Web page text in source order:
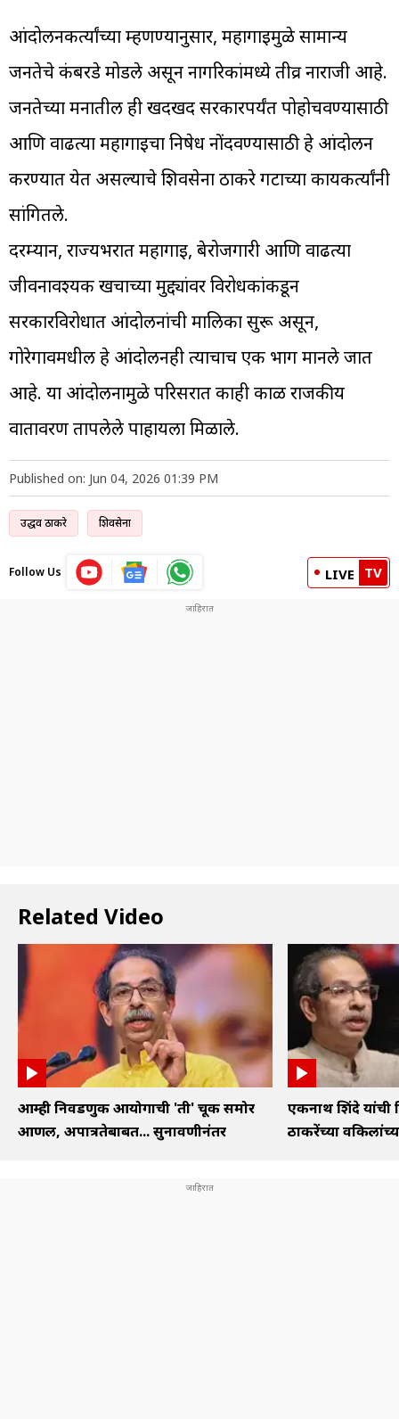
आंदोलनकर्त्यांच्या म्हणण्यानुसार, महागाईमुळे सामान्य
जनतेचे कंबरडे मोडले असून नागरिकांमध्ये तीव्र नाराजी आहे.
जनतेच्या मनातील ही खदखद सरकारपर्यंत पोहोचवण्यासाठी
आणि वाढत्या महागाईचा निषेध नोंदवण्यासाठी हे आंदोलन
करण्यात येत असल्याचे शिवसेना ठाकरे गटाच्या कार्यकर्त्यांनी
सांगितले.
दरम्यान, राज्यभरात महागाई, बेरोजगारी आणि वाढत्या
जीवनावश्यक खर्चाच्या मुद्द्यांवर विरोधकांकडून
सरकारविरोधात आंदोलनांची मालिका सुरू असून,
गोरेगावमधील हे आंदोलनही त्याचाच एक भाग मानले जात
आहे. या आंदोलनामुळे परिसरात काही काळ राजकीय
वातावरण तापलेले पाहायला मिळाले.
Published on: Jun 04, 2026 01:39 PM
उद्धव ठाकरे शिवसेना
Follow Us LIVE TV
Related Video
आम्ही निवडणुक आयोगाची 'ती' चूक समोर
आणली, अपात्रतेबाबत... सुनावणीनंतर
एकनाथ शिंदे यांची
ठाकरेंच्या